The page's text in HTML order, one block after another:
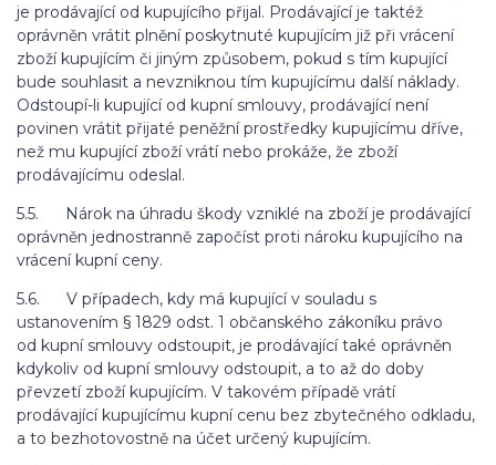
je prodávající od kupujícího přijal. Prodávající je taktéž
oprávněn vrátit plnění poskytnuté kupujícím již při vrácení
zboží kupujícím či jiným způsobem, pokud s tím kupující
bude souhlasit a nevzniknou tím kupujícímu další náklady.
Odstoupí-li kupující od kupní smlouvy, prodávající není
povinen vrátit přijaté peněžní prostředky kupujícímu dříve,
než mu kupující zboží vrátí nebo prokáže, že zboží
prodávajícímu odeslal.
5.5. Nárok na úhradu škody vzniklé na zboží je prodávající
oprávněn jednostranně započíst proti nároku kupujícího na
vrácení kupní ceny.
5.6. V případech, kdy má kupující v souladu s
ustanovením § 1829 odst. 1 občanského zákoníku právo
od kupní smlouvy odstoupit, je prodávající také oprávněn
kdykoliv od kupní smlouvy odstoupit, a to až do doby
převzetí zboží kupujícím. V takovém případě vrátí
prodávající kupujícímu kupní cenu bez zbytečného odkladu,
a to bezhotovostně na účet určený kupujícím.